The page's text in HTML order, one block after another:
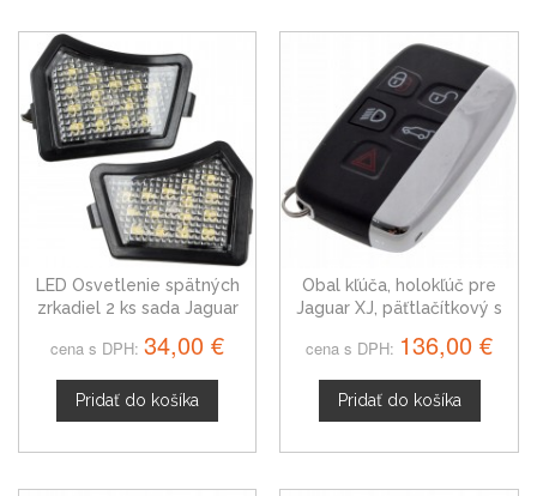
LED Osvetlenie spätných
zrkadiel 2 ks sada Jaguar
cena s DPH: 34,00 €
Pridať do košíka
Obal kľúča, holokľúč pre
Jaguar XJ, päťtlačítkový s
cena s DPH: 136,00 €
Pridať do košíka